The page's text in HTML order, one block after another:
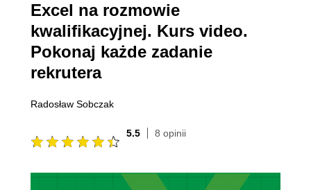
Excel na rozmowie
kwalifikacyjnej. Kurs video.
Pokonaj każde zadanie
rekrutera
Radosław Sobczak
5.5 8 opinii